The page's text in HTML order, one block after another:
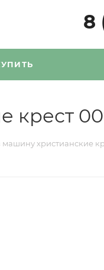
8
крест
машину христианские